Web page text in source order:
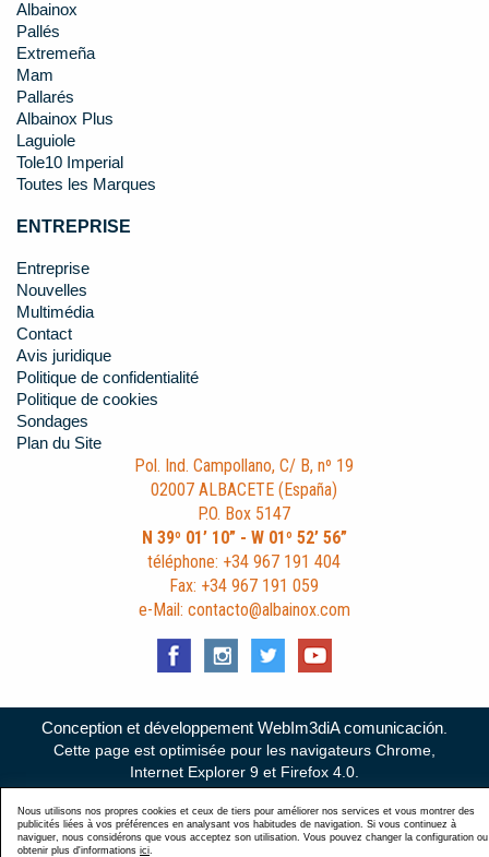
Albainox
Pallés
Extremeña
Mam
Pallarés
Albainox Plus
Laguiole
Tole10 Imperial
Toutes les Marques
ENTREPRISE
Entreprise
Nouvelles
Multimédia
Contact
Avis juridique
Politique de confidentialité
Politique de cookies
Sondages
Plan du Site
Pol. Ind. Campollano, C/ B, nº 19
02007 ALBACETE (España)
P.O. Box 5147
N 39º 01’ 10” - W 01º 52’ 56”
téléphone: +34 967 191 404
Fax: +34 967 191 059
e-Mail: contacto@albainox.com
Conception et développement WebIm3diA comunicación.
Cette page est optimisée pour les navigateurs Chrome,
Internet Explorer 9 et Firefox 4.0.
Nous utilisons nos propres cookies et ceux de tiers pour améliorer nos services et vous montrer des
publicités liées à vos préférences en analysant vos habitudes de navigation. Si vous continuez à
naviguer, nous considérons que vous acceptez son utilisation. Vous pouvez changer la configuration ou
obtenir plus d'informations ici.